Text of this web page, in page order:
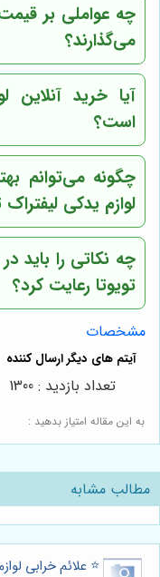
چه عواملی بر قیمت
می‌گذارند؟
آیا خرید آنلاین
است؟
چگونه می‌توانم
لوازم یدکی لیفتراک
چه نکاتی را باید
تویوتا رعایت کرد؟
مشخصات
به این مقاله امتیاز بدهید :
تعداد بازدید : 1300
مطالب مشابه
⭐️ علائم خرابی